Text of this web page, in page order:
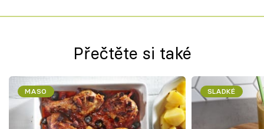
Přečtěte si také
MASO SLADKÉ